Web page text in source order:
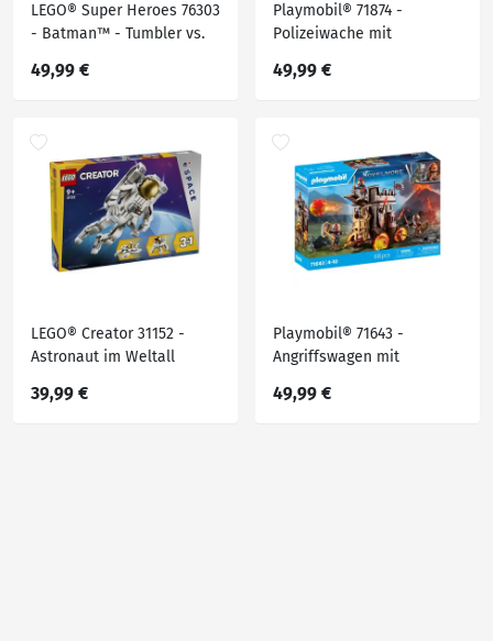
LEGO® Super Heroes 76303
- Batman™ - Tumbler vs.
49,99 €
Playmobil® 71874 -
Polizeiwache mit
49,99 €
LEGO® Creator 31152 -
Astronaut im Weltall
39,99 €
Playmobil® 71643 -
Angriffswagen mit
Novelmore
49,99 €